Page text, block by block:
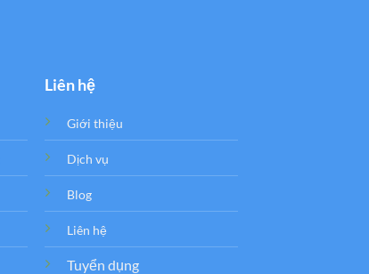
Liên hệ
Giới thiệu
Dịch vụ
Blog
Liên hệ
Tuyển dụng